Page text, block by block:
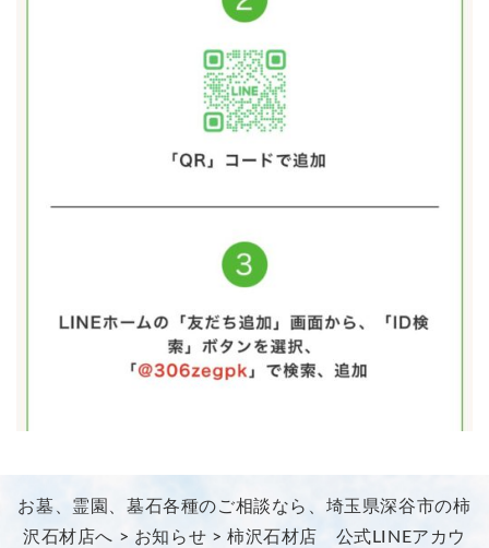
お墓、霊園、墓石各種のご相談なら、埼玉県深谷市の柿
沢石材店へ > お知らせ > 柿沢石材店 公式LINEアカウ